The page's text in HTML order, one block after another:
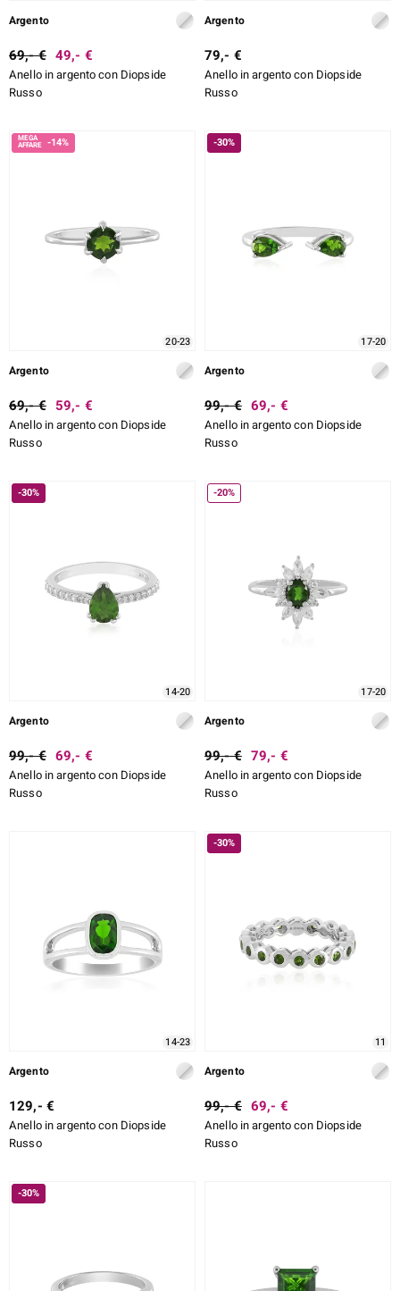
Argento
69,- € 49,- €
Anello in argento con Diopside
Russo
Argento
79,- €
Anello in argento con Diopside
Russo
-14%
20-23
Argento
69,- € 59,- €
Anello in argento con Diopside
Russo
-30%
17-20
Argento
99,- € 69,- €
Anello in argento con Diopside
Russo
-30%
14-20
Argento
99,- € 69,- €
Anello in argento con Diopside
Russo
-20%
17-20
Argento
99,- € 79,- €
Anello in argento con Diopside
Russo
14-23
Argento
129,- €
Anello in argento con Diopside
Russo
-30%
11
Argento
99,- € 69,- €
Anello in argento con Diopside
Russo
-30%